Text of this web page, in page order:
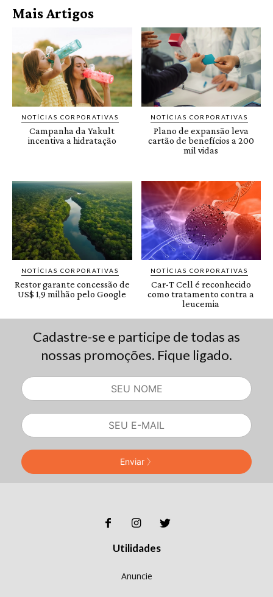
Cadastre-se e participe de todas as
nossas promoções. Fique ligado.
Enviar
Utilidades
Anuncie